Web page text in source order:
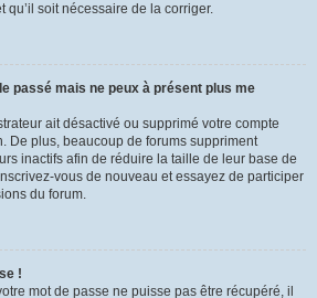
qu’il soit nécessaire de la corriger.
passé mais ne peux à présent plus me
ait désactivé ou supprimé votre compte
De plus, beaucoup de forums suppriment
inactifs afin de réduire la taille de leur base de
vous de nouveau et essayez de participer
du forum.
!
mot de passe ne puisse pas être récupéré, il